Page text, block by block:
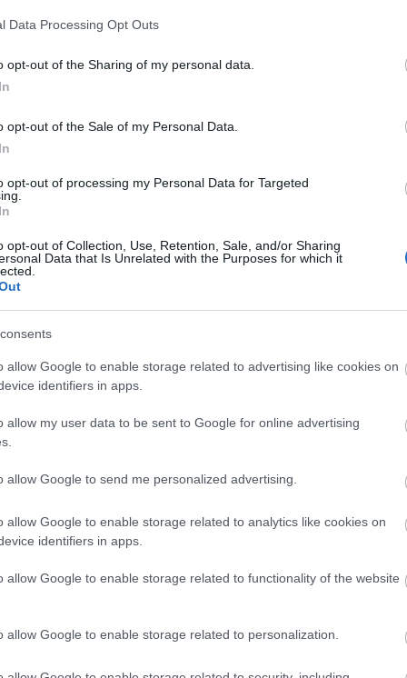
Data Processing Opt Outs
opt-out of the Sharing of my personal data.
opt-out of the Sale of my Personal Data.
opt-out of processing my Personal Data for Targeted
opt-out of Collection, Use, Retention, Sale, and/or Sharing
Data that Is Unrelated with the Purposes for which it
allow Google to enable storage related to advertising like cookies on
identifiers in apps.
allow my user data to be sent to Google for online advertising
allow Google to send me personalized advertising.
allow Google to enable storage related to analytics like cookies on
identifiers in apps.
allow Google to enable storage related to functionality of the website
allow Google to enable storage related to personalization.
mind húsos vagy halas, így a vegák
saláta, vagy padlizsánkrém. Igaz, ezek is
érzek itt. Egyébként a konyha ügyes:
25